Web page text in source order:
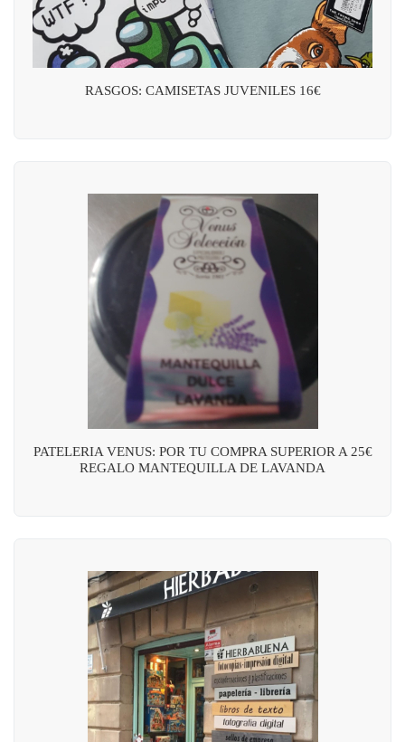
RASGOS: CAMISETAS JUVENILES 16€
PATELERIA VENUS: POR TU COMPRA SUPERIOR A 25€
REGALO MANTEQUILLA DE LAVANDA